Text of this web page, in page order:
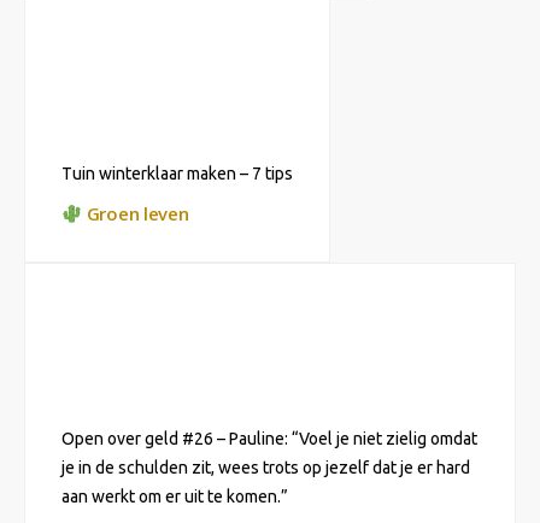
Tuin winterklaar maken – 7 tips
Groen leven
Open over geld #26 – Pauline: “Voel je niet zielig omdat
je in de schulden zit, wees trots op jezelf dat je er hard
aan werkt om er uit te komen.”